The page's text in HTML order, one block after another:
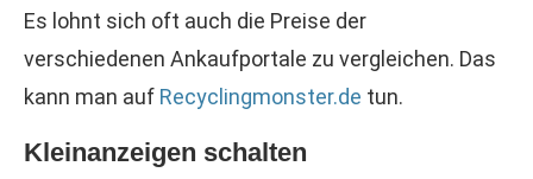
Es lohnt sich oft auch die Preise der
verschiedenen Ankaufportale zu vergleichen. Das
kann man auf Recyclingmonster.de tun.
Kleinanzeigen schalten